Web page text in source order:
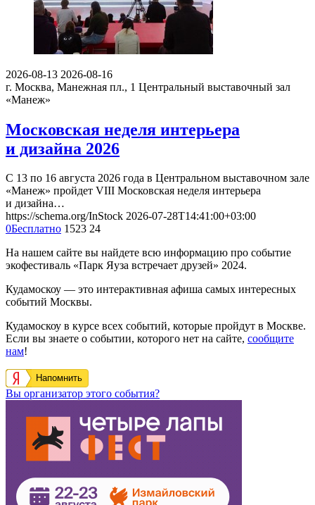
2026-08-13 2026-08-16
г. Москва, Манежная пл., 1 Центральный выставочный зал
«Манеж»
Московская неделя интерьера
и дизайна 2026
С 13 по 16 августа 2026 года в Центральном выставочном зале
«Манеж» пройдет VIII Московская неделя интерьера
и дизайна…
https://schema.org/InStock 2026-07-28T14:41:00+03:00
0Бесплатно 1523 24
На нашем сайте вы найдете всю информацию про событие
экофестиваль «Парк Яуза встречает друзей» 2024.
Кудамоскоу — это интерактивная афиша самых интересных
событий Москвы.
Кудамоскоу в курсе всех событий, которые пройдут в Москве.
Если вы знаете о событии, которого нет на сайте, сообщите
нам!
Напомнить
Вы организатор этого события?